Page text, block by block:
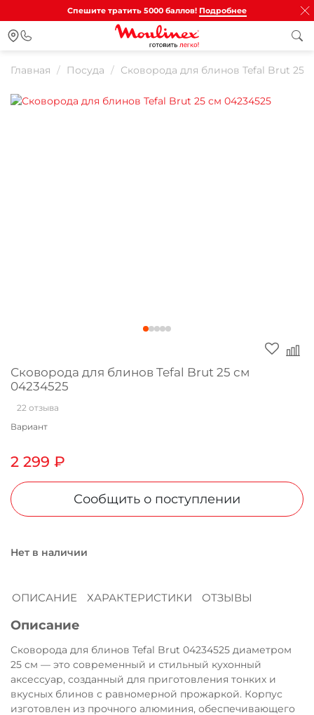
Спешите тратить 5000 баллов! Подробнее
Главная Посуда Сковорода для блинов Tefal Brut 25
Сковорода для блинов Tefal Brut 25 см
04234525
22 отзыва
Вариант
2 299 ₽
Сообщить о поступлении
Нет в наличии
ОПИСАНИЕ ХАРАКТЕРИСТИКИ ОТЗЫВЫ
Описание
Сковорода для блинов Tefal Brut 04234525 диаметром
25 см — это современный и стильный кухонный
аксессуар, созданный для приготовления тонких и
вкусных блинов с равномерной прожаркой. Корпус
изготовлен из прочного алюминия, обеспечивающего
Для клиентов всех банков
Разбейте
% картой
Получайте товар
Оставшиеся
списыватьсяс вашей карты
25%каждые 2 недели
25
раз в 2 недели
Остались вопросы?
8 800 302-02-51
plait.ru